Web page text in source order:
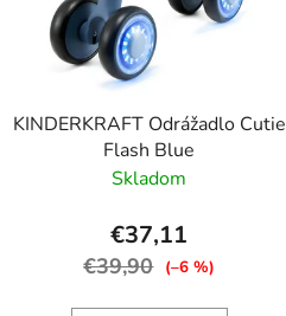
KINDERKRAFT Odrážadlo Cutie
Flash Blue
Skladom
€37,11
€39,90 (–6 %)